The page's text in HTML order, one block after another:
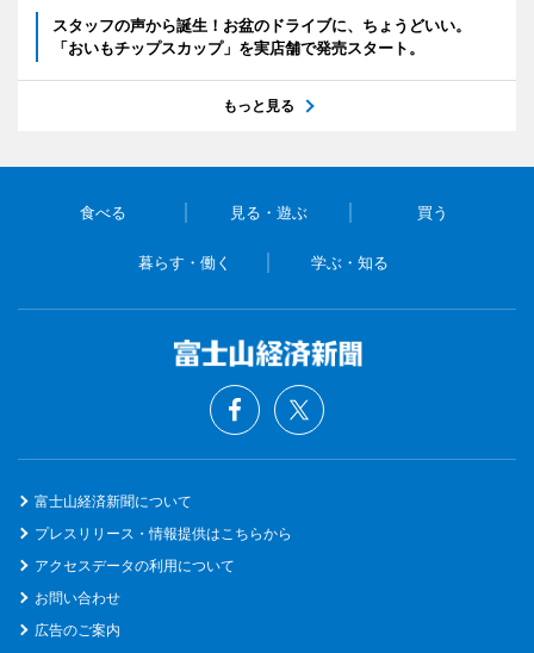
スタッフの声から誕生！お盆のドライブに、ちょうどいい。
「おいもチップスカップ」を実店舗で発売スタート。
もっと見る
食べる 見る・遊ぶ 買う
暮らす・働く 学ぶ・知る
富士山経済新聞について
プレスリリース・情報提供はこちらから
アクセスデータの利用について
お問い合わせ
広告のご案内